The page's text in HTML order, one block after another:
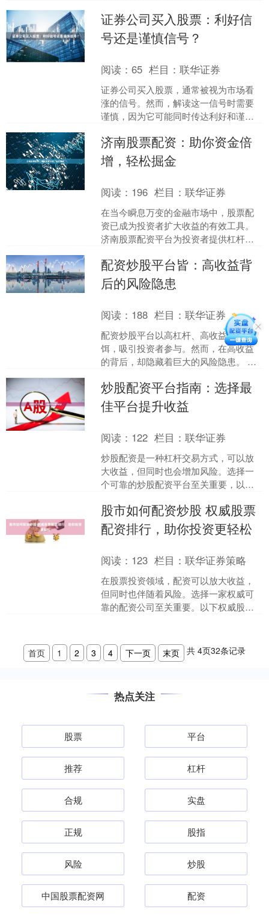
门槛低：**配资期货....
证券公司买入股票：利好信
号还是谨慎信号？
阅读：65 栏目：联华证券
证券公司买入股票，通常被视为市场看
涨的信号。然而，解读这一信号时需要
谨慎，因为它可能同时传达利好和谨慎
**证券公....
济南股票配资：助你资金倍
增，轻松掘金
阅读： 196 栏目：联华证券
在当今瞬息万变的金融市场中，股票配
资已成为投资者扩大收益的有效工具。
济南股票配资平台为投资者提供杠杆资
更高的潜在回报。 济南股....
配资炒股平台皆：高收益背
后的风险隐患
阅读： 188 栏目：联华证券
配资炒股平台以高杠杆、高收益为诱
饵，吸引投资者参与。然而，在高收益
的背后，却隐藏着巨大的风险隐患。 首
可达10倍甚至更高。这使....
炒股配资平台指南：选择最
佳平台提升收益
阅读： 122 栏目：联华证券
炒股配资是一种杠杆交易方式，可以放
大收益，但同时也会增加风险。选择一
个可靠的炒股配资平台至关重要，以确
台的因素：** * ....
股市如何配资炒股 权威股票
配资排行，助你投资更轻松
阅读： 123 栏目：联华证券策略
在股票投资领域，配资可以放大收益，
但同时也伴随着风险。选择一家权威可
靠的配资公司至关重要。以下权威股票
首页 1 2 3 4 下一页 末页 共4页32条记录
热点关注
股票 平台
推荐 杠杆
合规 实盘
正规 股指
风险 炒股
中国股票配资网 配资